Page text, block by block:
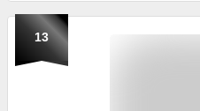
13